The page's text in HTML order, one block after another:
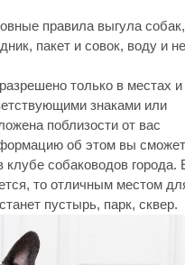
правила выгула
пакет и совок, воду и не
только в местах и
знаками или
поблизости от вас
об этом вы
собаководов города.
то отличным местом
пустырь, парк, сквер.